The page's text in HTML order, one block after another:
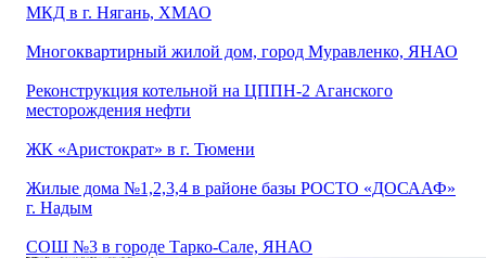
МКД в г. Нягань, ХМАО
Многоквартирный жилой дом, город Муравленко, ЯНАО
Реконструкция котельной на ЦППН-2 Аганского
месторождения нефти
ЖК «Аристократ» в г. Тюмени
Жилые дома №1,2,3,4 в районе базы РОСТО «ДОСААФ»
г. Надым
СОШ №3 в городе Тарко-Сале, ЯНАО